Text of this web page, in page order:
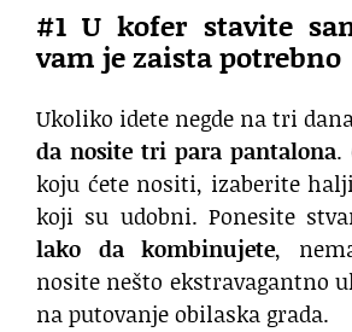
#1 U kofer stavite
vam je zaista potrebno
Ukoliko idete negde na tri
da nosite tri para pantalona.
koju ćete nositi, izaberite
koji su udobni. Ponesite
lako da kombinujete,
nosite nešto ekstravagantno
na putovanje obilaska grada.